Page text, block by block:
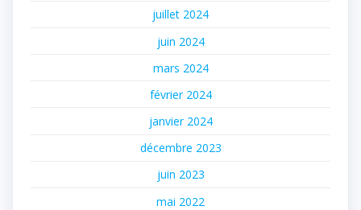
juillet 2024
juin 2024
mars 2024
février 2024
janvier 2024
décembre 2023
juin 2023
mai 2022